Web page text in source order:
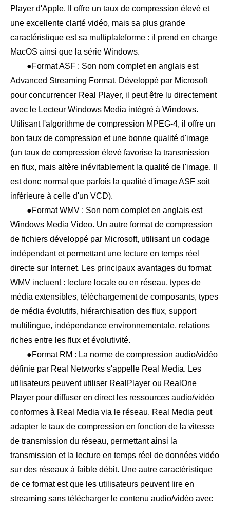
Player d'Apple. Il offre un taux de compression élevé et
une excellente clarté vidéo, mais sa plus grande
caractéristique est sa multiplateforme : il prend en charge
MacOS ainsi que la série Windows.
●Format ASF : Son nom complet en anglais est
Advanced Streaming Format. Développé par Microsoft
pour concurrencer Real Player, il peut être lu directement
avec le Lecteur Windows Media intégré à Windows.
Utilisant l'algorithme de compression MPEG-4, il offre un
bon taux de compression et une bonne qualité d'image
(un taux de compression élevé favorise la transmission
en flux, mais altère inévitablement la qualité de l'image. Il
est donc normal que parfois la qualité d'image ASF soit
inférieure à celle d'un VCD).
●Format WMV : Son nom complet en anglais est
Windows Media Video. Un autre format de compression
de fichiers développé par Microsoft, utilisant un codage
indépendant et permettant une lecture en temps réel
directe sur Internet. Les principaux avantages du format
WMV incluent : lecture locale ou en réseau, types de
média extensibles, téléchargement de composants, types
de média évolutifs, hiérarchisation des flux, support
multilingue, indépendance environnementale, relations
riches entre les flux et évolutivité.
●Format RM : La norme de compression audio/vidéo
définie par Real Networks s'appelle Real Media. Les
utilisateurs peuvent utiliser RealPlayer ou RealOne
Player pour diffuser en direct les ressources audio/vidéo
conformes à Real Media via le réseau. Real Media peut
adapter le taux de compression en fonction de la vitesse
de transmission du réseau, permettant ainsi la
transmission et la lecture en temps réel de données vidéo
sur des réseaux à faible débit. Une autre caractéristique
de ce format est que les utilisateurs peuvent lire en
streaming sans télécharger le contenu audio/vidéo avec